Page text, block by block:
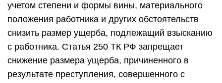
учетом степени и формы вины, материального
положения работника и других обстоятельств
снизить размер ущерба, подлежащий взысканию
с работника. Статья 250 ТК РФ запрещает
снижение размера ущерба, причиненного в
результате преступления, совершенного с